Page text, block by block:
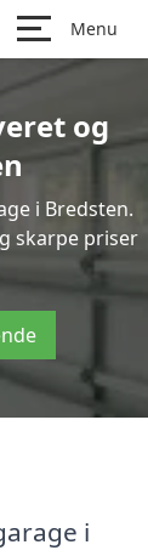
Menu
og
i Bredsten.
skarpe priser
i